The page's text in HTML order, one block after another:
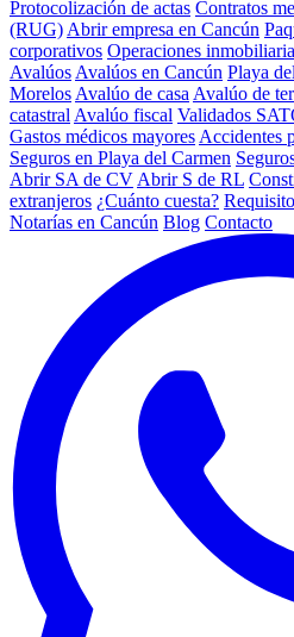
Protocolización de actas Contratos
(RUG) Abrir empresa en Cancún
corporativos Operaciones
Avalúos Avalúos en Cancún Playa
Morelos Avalúo de casa Avalúo de
catastral Avalúo fiscal Validados
Gastos médicos mayores Accidentes
Seguros en Playa del Carmen
Abrir SA de CV Abrir S de RL
extranjeros ¿Cuánto cuesta?
Notarías en Cancún Blog Contacto